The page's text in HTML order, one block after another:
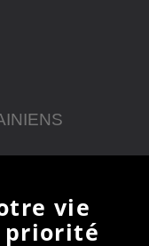
vie
priorité